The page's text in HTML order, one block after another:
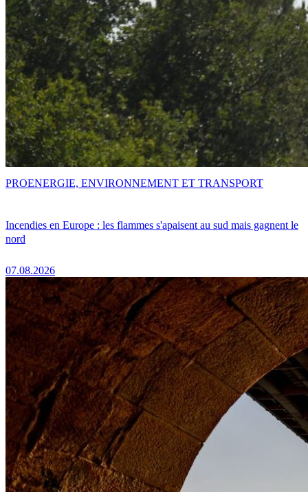
Incendies en Europe : les flammes s'apaisent au sud mais gagnent le
nord
07.08.2026
PROENERGIE, ENVIRONNEMENT ET TRANSPORT